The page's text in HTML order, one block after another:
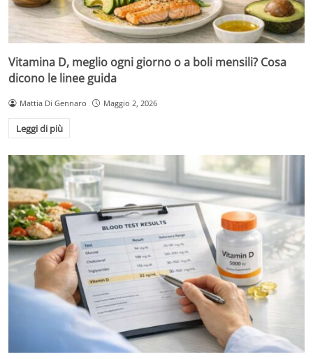
Vitamina D, meglio ogni giorno o a boli mensili? Cosa
dicono le linee guida
Mattia Di Gennaro Maggio 2, 2026
Leggi di più